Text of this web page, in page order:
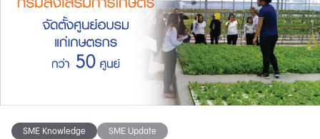
SME Knowledge SME Update